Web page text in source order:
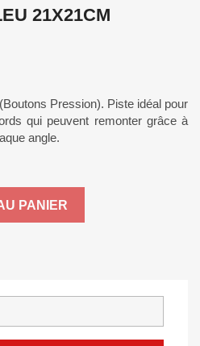
21X21CM
Pression). Piste idéal pour
qui peuvent remonter grâce à
angle.
PANIER